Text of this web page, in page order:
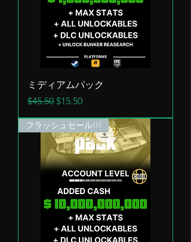
ミディアムパック
通常価格
$45.50 セール価格
$15.50
フラッシュセール!!!